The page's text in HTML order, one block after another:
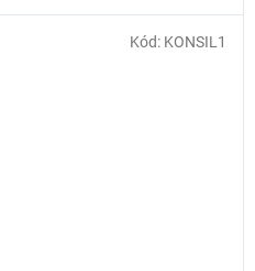
Kód: KONSIL1